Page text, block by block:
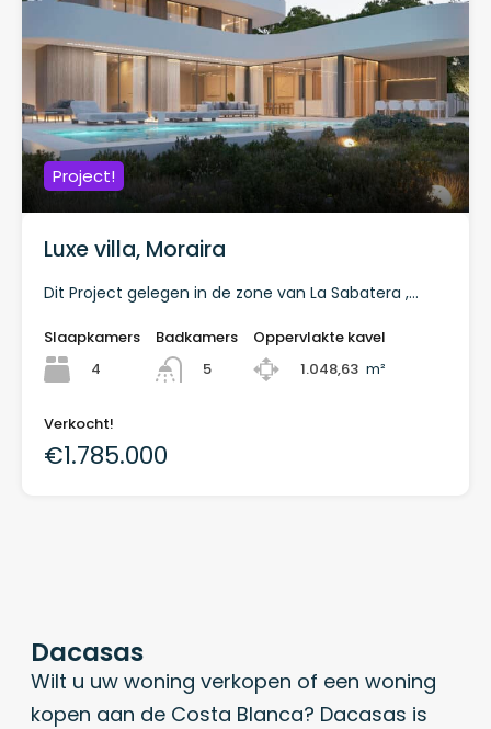
Project!
Luxe villa, Moraira
Dit Project gelegen in de zone van La Sabatera ,…
Slaapkamers
4
Badkamers
5
Oppervlakte kavel
1.048,63 m²
Verkocht!
€1.785.000
Dacasas
Wilt u uw woning verkopen of een woning
kopen aan de Costa Blanca? Dacasas is